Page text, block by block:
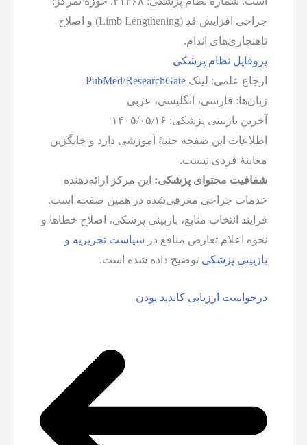
جراحی افزایش قد (Limb Lengthening) و اصلاح
ناهنجاری‌های اندام.
پروفایل نظام پزشکی
ارجاع علمی: لینک
PubMed/ResearchGate
زبان‌ها: فارسی، انگلیسی، عربی
آخرین بازبینی پزشکی: ۱۴۰۵/۰۵/۱۶
اطلاعات این صفحه جنبهٔ آموزشی دارد و جایگزین
معاینهٔ فردی نیست.
شفافیت محتوای پزشکی: این مرکز ارائه‌دهنده
خدمات جراحی معرفی‌شده در همین صفحه است.
فرایند انتخاب منابع، بازبینی پزشکی، اصلاح خطاها و
نحوه اعلام تعارض منافع در سیاست تحریریه و
بازبینی پزشکیتوضیح داده شده است.
درخواست ارزیابی کاندید بودن